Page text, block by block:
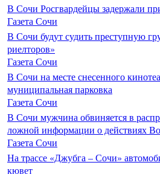
В Сочи Росгвардейцы задержали
Газета Сочи
В Сочи будут судить преступную
риелторов»
Газета Сочи
В Сочи на месте снесенного
муниципальная парковка
Газета Сочи
В Сочи мужчина обвиняется в
ложной информации о действиях
Газета Сочи
На трассе «Джубга – Сочи»
кювет